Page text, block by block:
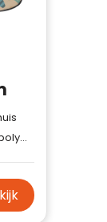
5gsm polyester mesh + 210D polyester buizen + staaldraad + PVC zuignappen